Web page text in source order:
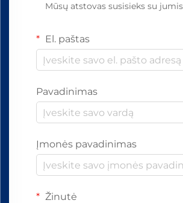
Mūsų atstovas susisieks su
El. paštas
Pavadinimas
Įmonės pavadinimas
Žinutė